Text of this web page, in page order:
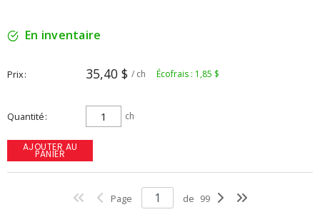
En inventaire
Prix 35,40 $ / ch Écofrais : 1,85 $
Quantité ch
AJOUTER AU
PANIER
Page de 99